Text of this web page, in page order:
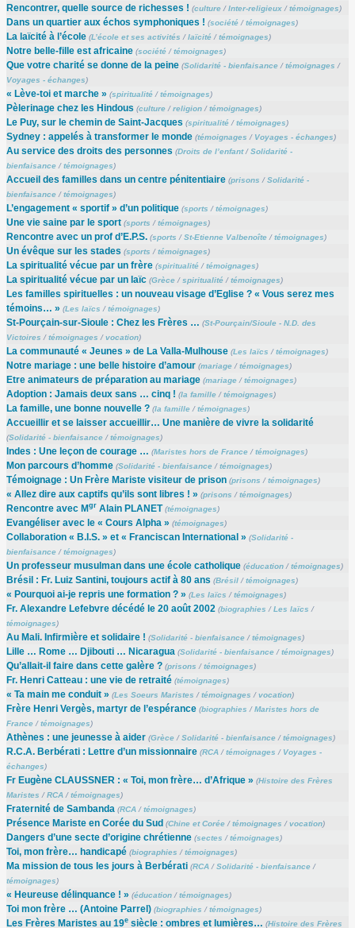
Rencontrer, quelle source de richesses ! (culture/Inter-religieux/témoignages)
Dans un quartier aux échos symphoniques ! (société/témoignages)
La laïcité à l’école (L’école et ses activités /laïcité/témoignages)
Notre belle-fille est africaine (société/témoignages)
Que votre charité se donne de la peine (Solidarité - bienfaisance/témoignages /
Voyages - échanges)
« Lève-toi et marche » (spiritualité/témoignages)
Pèlerinage chez les Hindous (culture/religion/témoignages)
Le Puy, sur le chemin de Saint-Jacques (spiritualité/témoignages)
Sydney : appelés à transformer le monde (témoignages / Voyages - échanges)
Au service des droits des personnes (Droits de l’enfant/Solidarité -
bienfaisance/témoignages)
Accueil des familles dans un centre pénitentiaire (prisons /Solidarité -
bienfaisance/témoignages)
L’engagement « sportif » d’un politique (sports /témoignages)
Une vie saine par le sport (sports /témoignages)
Rencontre avec un prof d’E.P.S. (sports /St-Etienne Valbenoîte/témoignages)
Un évêque sur les stades (sports /témoignages)
La spiritualité vécue par un frère (spiritualité/témoignages)
La spiritualité vécue par un laïc (Grèce/ spiritualité/témoignages)
Les familles spirituelles : un nouveau visage d’Eglise ? « Vous serez mes
témoins… » (Les laïcs /témoignages)
St-Pourçain-sur-Sioule : Chez les Frères … (St-Pourçain/Sioule - N.D. des
Victoires /témoignages /vocation)
La communauté « Jeunes » de La Valla-Mulhouse (Les laïcs /témoignages)
Notre mariage : une belle histoire d’amour (mariage/témoignages)
Etre animateurs de préparation au mariage (mariage/témoignages)
Adoption : Jamais deux sans … cinq ! (la famille/témoignages)
La famille, une bonne nouvelle ? (la famille/témoignages)
Accueillir et se laisser accueillir… Une manière de vivre la solidarité
(Solidarité - bienfaisance/témoignages)
Indes : Une leçon de courage … (Maristes hors de France/témoignages)
Mon parcours d’homme (Solidarité - bienfaisance/témoignages)
Témoignage : Un Frère Mariste visiteur de prison (prisons /témoignages)
« Allez dire aux captifs qu’ils sont libres ! » (prisons /témoignages)
Rencontre avec MgrAlain PLANET (témoignages)
Evangéliser avec le « Cours Alpha » (témoignages)
Collaboration « B.I.S. » et « Franciscan International » (Solidarité -
bienfaisance/témoignages)
Un professeur musulman dans une école catholique (éducation/témoignages)
Brésil : Fr. Luiz Santini, toujours actif à 80 ans (Brésil/témoignages)
« Pourquoi ai-je repris une formation ? » (Les laïcs /témoignages)
Fr. Alexandre Lefebvre décédé le 20 août 2002 (biographies /Les laïcs /
témoignages)
Au Mali. Infirmière et solidaire ! (Solidarité - bienfaisance/témoignages)
Lille … Rome … Djibouti … Nicaragua (Solidarité - bienfaisance/témoignages)
Qu’allait-il faire dans cette galère ? (prisons /témoignages)
Fr. Henri Catteau : une vie de retraité (témoignages)
« Ta main me conduit » (Les Soeurs Maristes /témoignages /vocation)
Frère Henri Vergès, martyr de l’espérance (biographies /Maristes hors de
France/témoignages)
Athènes : une jeunesse à aider (Grèce/Solidarité - bienfaisance/témoignages)
R.C.A. Berbérati : Lettre d’un missionnaire (RCA/témoignages / Voyages -
échanges)
Fr Eugène CLAUSSNER : « Toi, mon frère… d’Afrique » (Histoire des Frères
Maristes /RCA/témoignages)
Fraternité de Sambanda (RCA/témoignages)
Présence Mariste en Corée du Sud (Chine et Corée/témoignages /vocation)
Dangers d’une secte d’origine chrétienne (sectes /témoignages)
Toi, mon frère… handicapé (biographies /témoignages)
Ma mission de tous les jours à Berbérati (RCA/Solidarité - bienfaisance/
témoignages)
« Heureuse délinquance ! » (éducation/témoignages)
Toi mon frère … (Antoine Parrel) (biographies /témoignages)
Les Frères Maristes au 19esiècle : ombres et lumières… (Histoire des Frères